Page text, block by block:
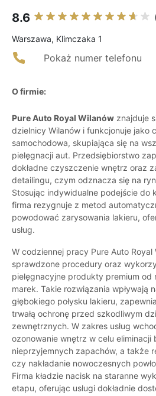
8.6
Warszawa, Klimczaka 1
Pokaż numer telefonu
O firmie:
Pure Auto Royal Wilanów znajduje
dzielnicy Wilanów i funkcjonuje jako
samochodowa, skupiająca się na
pielęgnacji aut. Przedsiębiorstwo
dokładne czyszczenie wnętrz oraz
detailingu, czym odznacza się na
Stosując indywidualne podejście do
firma rezygnuje z metod
powodować zarysowania lakieru,
usług.
W codziennej pracy Pure Auto Royal
sprawdzone procedury oraz
pielęgnacyjne produkty premium od
marek. Takie rozwiązania wpływają
głębokiego połysku lakieru,
trwałą ochronę przed szkodliwym
zewnętrznych. W zakres usług
ozonowanie wnętrz w celu eliminacji
nieprzyjemnych zapachów, a także
czy nakładanie nowoczesnych
Firma kładzie nacisk na staranne
etapu, oferując usługi dokładnie